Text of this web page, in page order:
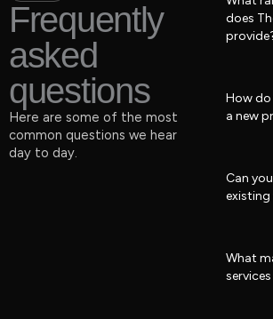
Frequently
asked
questions
Here are some of the most
common questions we hear
day to day.
does
How
a new
Can
existing
What